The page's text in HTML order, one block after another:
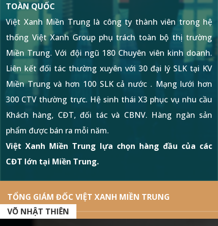
TOÀN QUỐC
Việt Xanh Miền Trung là công ty thành viên trong hệ
thống Việt Xanh Group phụ trách toàn bộ thị trường
Miền Trung. Với đội ngũ 180 Chuyên viên kinh doanh.
Liên kết đối tác thường xuyên với 30 đại lý SLK tại KV
Miền Trung và hơn 100 SLK cả nước . Mạng lưới hơn
300 CTV thường trực. Hệ sinh thái X3 phục vụ nhu cầu
Khách hàng, CĐT, đối tác và CBNV. Hàng ngàn sản
phẩm được bán ra mỗi năm.
Việt Xanh Miền Trung lựa chọn hàng đầu của các
CĐT lớn tại Miền Trung.
TỔNG GIÁM ĐỐC VIỆT XANH MIỀN TRUNG
VÕ NHẬT THIÊN